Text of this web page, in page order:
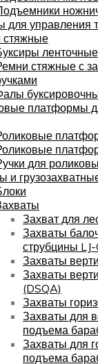
для управления
стяжные
ленточные
стяжные с
платформы
для
и
Захват для
Захваты
струбцины LJ-
Захваты
Захваты
(DSQA)
Захваты
Захваты для
подъема
Захваты для
подъема